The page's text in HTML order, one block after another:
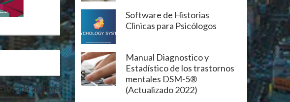
Entrada antigua
Software de Historias
Clinicas para Psicólogos
Manual Diagnostico y
Estadístico de los trastornos
mentales DSM-5®
(Actualizado 2022)